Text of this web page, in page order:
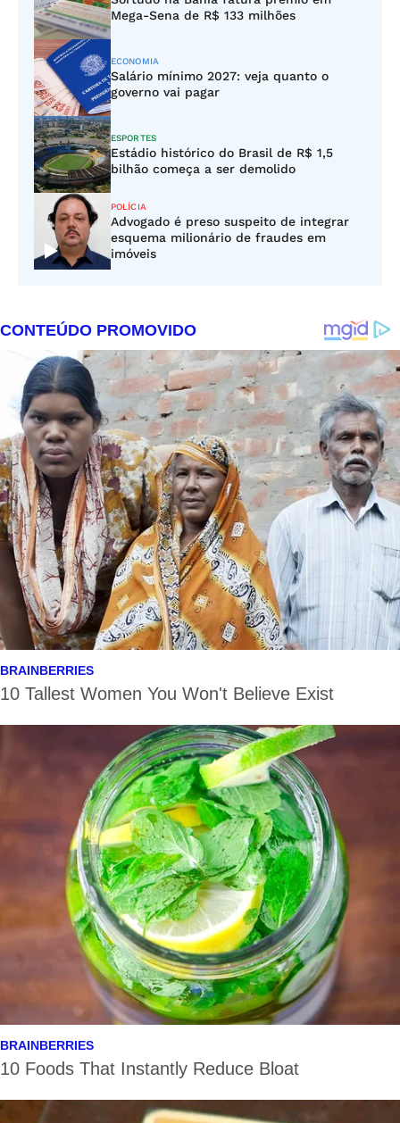
Mega-Sena de R$ 133 milhões
ECONOMIA
Salário mínimo 2027: veja quanto o
governo vai pagar
ESPORTES
Estádio histórico do Brasil de R$ 1,5
bilhão começa a ser demolido
POLÍCIA
Advogado é preso suspeito de integrar
esquema milionário de fraudes em
imóveis